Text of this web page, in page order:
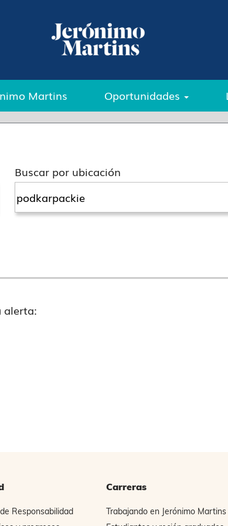
Martins Oportunidades
categorías y ubicaciones o enviar tu
Buscar por ubicación
alerta:
Responsabilidad
Carreras
Trabajando en Jerónimo Martins